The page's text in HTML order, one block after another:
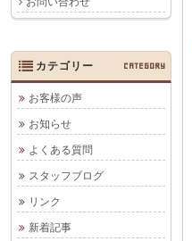
カテゴリー CATEGORY
お客様の声
お知らせ
よくある質問
スタッフブログ
リンク
新着記事